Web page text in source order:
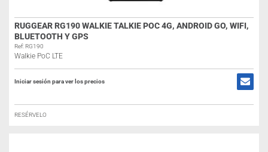
RUGGEAR RG190 WALKIE TALKIE POC 4G, ANDROID GO, WIFI,
BLUETOOTH Y GPS
Ref: RG190
Walkie PoC LTE
Iniciar sesión para ver los precios
RESÉRVELO